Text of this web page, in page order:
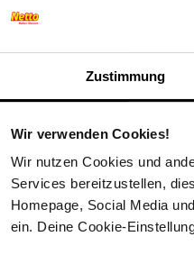
Zustimmung
Wir verwenden Cookies!
Wir nutzen Cookies und
Services bereitzustellen,
Homepage, Social Media
ein. Deine Cookie-
Herren Sportbekleidung